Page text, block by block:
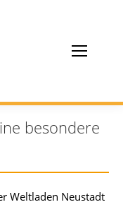
besondere
Weltladen Neustadt